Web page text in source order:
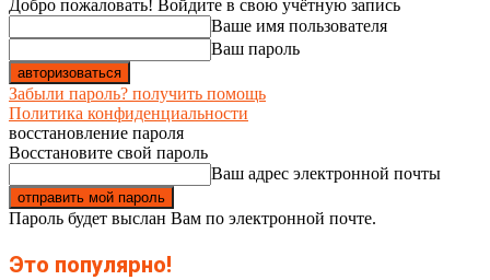
Добро пожаловать! Войдите в свою учётную запись
Ваше имя пользователя
Ваш пароль
Забыли пароль? получить помощь
Политика конфиденциальности
восстановление пароля
Восстановите свой пароль
Ваш адрес электронной почты
Пароль будет выслан Вам по электронной почте.
Это популярно!